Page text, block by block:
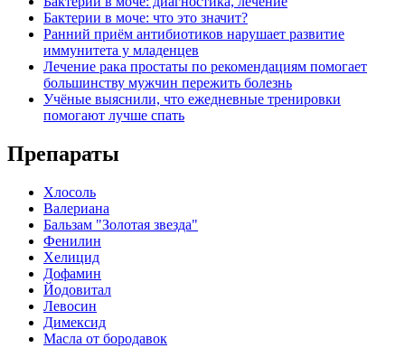
Бактерии в моче: что это значит?
Ранний приём антибиотиков нарушает развитие
иммунитета у младенцев
Лечение рака простаты по рекомендациям помогает
большинству мужчин пережить болезнь
Учёные выяснили, что ежедневные тренировки
помогают лучше спать
Препараты
Хлосоль
Валериана
Бальзам "Золотая звезда"
Фенилин
Хелицид
Дофамин
Йодовитал
Левосин
Димексид
Масла от бородавок